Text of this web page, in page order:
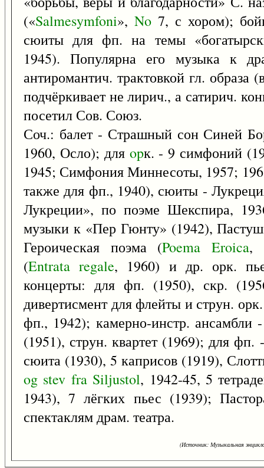
(«Salmesymfoni», No 7, с хором);
сюиты для фп. на темы
1945). Популярна его музыка к
антиромантич. трактовкой гл.
подчёркивает не лирич., а сатирич.
посетил Сов. Союз.
Соч.: балет - Страшный сон Синей
1960, Осло); для opк. - 9 симфоний
1945; Симфония Миннесоты, 1957;
также для фп., 1940), сюиты -
Лукреции», по поэме Шекспира,
музыки к «Пер Гюнту» (1942),
Героическая поэма (Poema Eroica,
(Entrata regale, 1960) и др. орк.
концерты: для фп. (1950), скр.
дивертисмент для флейты и струн.
фп., 1942); камерно-инстр. ансамбли
(1951), струн. квартет (1969); для фп.
сюита (1930), 5 каприсов (1919),
og stev fra Siljustol, 1942-45, 5
1943), 7 лёгких пьес (1939);
спектаклям драм. театра.
(Источник: Музыкальная